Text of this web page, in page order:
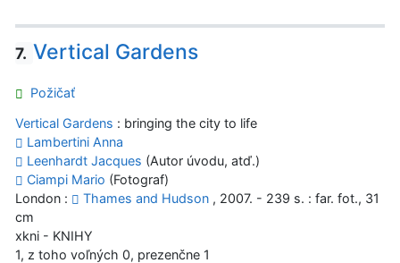
7. Vertical Gardens
Požičať
Vertical Gardens : bringing the city to life
Lambertini Anna
Leenhardt Jacques (Autor úvodu, atď.)
Ciampi Mario (Fotograf)
London :
Thames and Hudson , 2007. - 239 s. : far. fot., 31
cm
xkni - KNIHY
1, z toho voľných 0, prezenčne 1